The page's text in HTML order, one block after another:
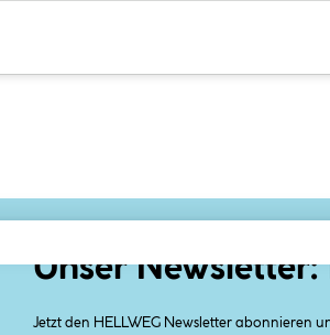
Unser
Jetzt den HELLWEG Newsletter abonnieren